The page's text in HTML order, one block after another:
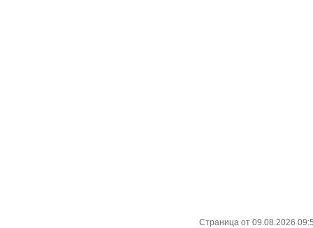
Страница от 09.08.2026